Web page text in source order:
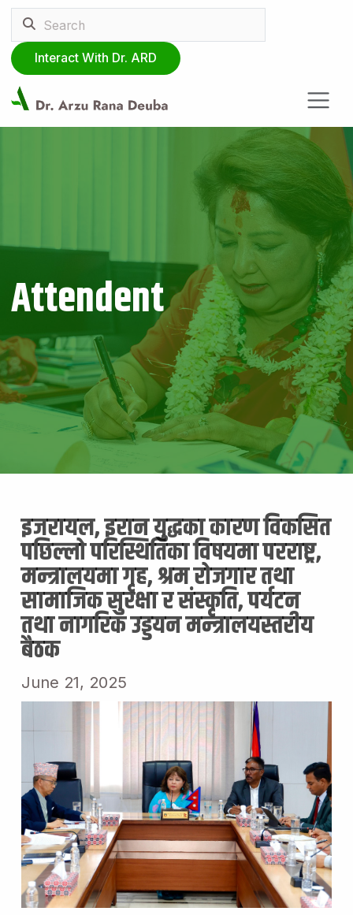
Interact With Dr. ARD
Attendent
इजरायल, इरान युद्धका कारण विकसित
पछिल्लो परिस्थितिका विषयमा परराष्ट्र,
मन्त्रालयमा गृह, श्रम रोजगार तथा
सामाजिक सुरक्षा र संस्कृति, पर्यटन
तथा नागरिक उड्डयन मन्त्रालयस्तरीय
बैठक
June 21, 2025